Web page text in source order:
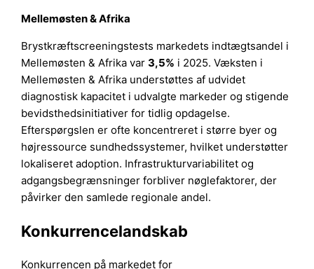
Mellemøsten & Afrika
Brystkræftscreeningstests markedets indtægtsandel i
Mellemøsten & Afrika var3,5% i 2025. Væksten i
Mellemøsten & Afrika understøttes af udvidet
diagnostisk kapacitet i udvalgte markeder og stigende
bevidsthedsinitiativer for tidlig opdagelse.
Efterspørgslen er ofte koncentreret i større byer og
højressource sundhedssystemer, hvilket understøtter
lokaliseret adoption. Infrastrukturvariabilitet og
adgangsbegrænsninger forbliver nøglefaktorer, der
påvirker den samlede regionale andel.
Konkurrencelandskab
Konkurrencen på markedet for